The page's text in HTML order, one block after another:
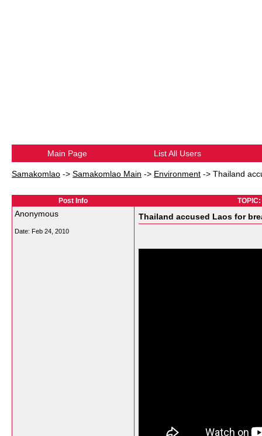
Main Page List All Users
Samakomlao -> Samakomlao Main -> Environment -> Thailand
Post Info
Anonymous
Date: Feb 24, 2010
Thailand accused Laos for